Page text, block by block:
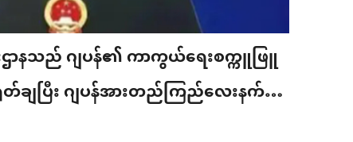
ဌာနသည် ဂျပန်၏ ကာကွယ်ရေးစက္ကူဖြူ
ျပြီး ဂျပန်အားတည်ကြည်လေးနက်စွာ